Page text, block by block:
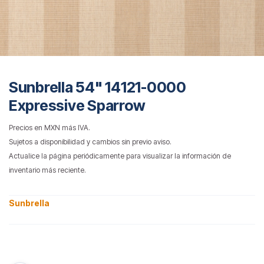
Sunbrella 54" 14121-0000
Expressive Sparrow
Precios en MXN más IVA.
Sujetos a disponibilidad y cambios sin previo aviso.
Actualice la página periódicamente para visualizar la información de
inventario más reciente.
Sunbrella